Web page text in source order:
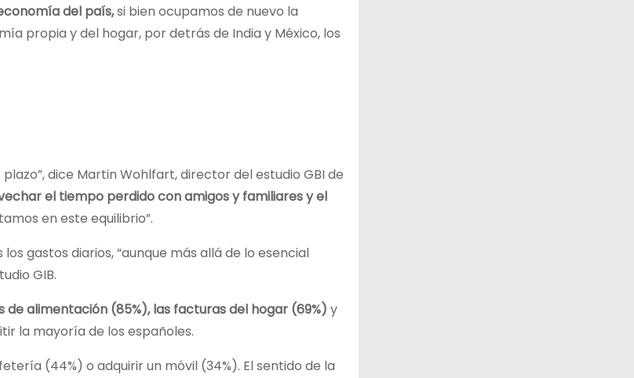
del país,si bien ocupamos de nuevo la
propia y del hogar, por detrás de India y México, los
dice Martin Wohlfart, director del estudio GBI de
el tiempo perdido con amigos y familiares y el
en este equilibrio”.
gastos diarios, “aunque más allá de lo esencial
GIB.
alimentación (85%), las facturas del hogar (69%) y
la mayoría de los españoles.
(44%) o adquirir un móvil (34%). El sentido de la